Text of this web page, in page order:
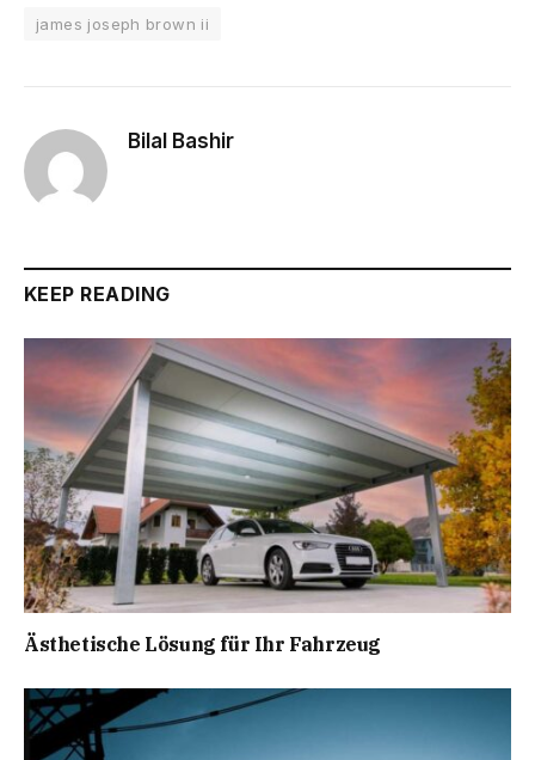
james joseph brown ii
Bilal Bashir
KEEP READING
Ästhetische Lösung für Ihr Fahrzeug